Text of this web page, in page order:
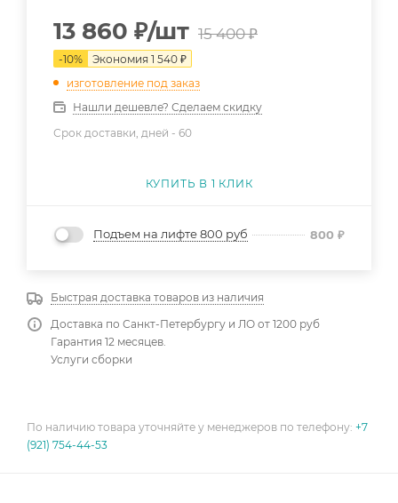
13 860 ₽/шт 15 400₽
-10% Экономия 1 540 ₽
изготовление под заказ
Нашли дешевле? Сделаем скидку
Срок доставки, дней - 60
КУПИТЬ В 1 КЛИК
Подъем на лифте 800 руб 800 ₽
Быстрая доставка товаров из наличия
Доставка по Санкт-Петербургу и ЛО от 1200 руб
Гарантия 12 месяцев.
Услуги сборки
По наличию товара уточняйте у менеджеров по телефону: +7
(921) 754-44-53